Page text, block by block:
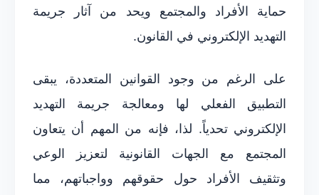
حماية الأفراد والمجتمع ويحد من آثار جريمة
التهديد الإلكتروني في القانون.
على الرغم من وجود القوانين المتعددة، يبقى
التطبيق الفعلي لها ومعالجة جريمة التهديد
الإلكتروني تحدياً. لذا، فإنه من المهم أن يتعاون
المجتمع مع الجهات القانونية لتعزيز الوعي
وتثقيف الأفراد حول حقوقهم وواجباتهم، مما